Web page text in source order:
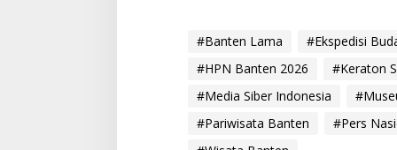
#Banten Lama #Ekspedisi
#HPN Banten 2026
#Keraton
#Media Siber Indonesia
#Pariwisata Banten
#Pers